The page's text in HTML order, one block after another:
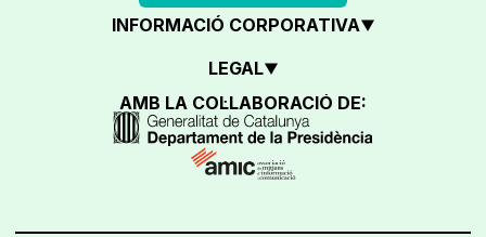
INFORMACIÓ CORPORATIVA
LEGAL
AMB LA COL·LABORACIÓ DE: